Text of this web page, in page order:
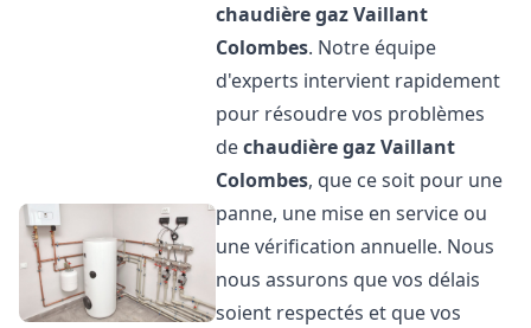
chaudière gaz Vaillant
Colombes. Notre équipe
d'experts intervient rapidement
pour résoudre vos problèmes
dechaudière gaz Vaillant
Colombes, que ce soit pour une
panne, une mise en service ou
une vérification annuelle. Nous
nous assurons que vos délais
soient respectés et que vos